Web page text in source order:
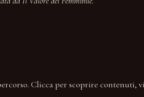
Clicca per scoprire contenuti,